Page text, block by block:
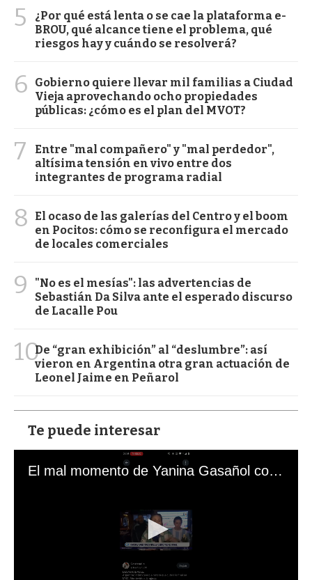
5
¿Por qué está lenta o se cae la plataforma e-
BROU, qué alcance tiene el problema, qué
riesgos hay y cuándo se resolverá?
6
Gobierno quiere llevar mil familias a Ciudad
Vieja aprovechando ocho propiedades
públicas: ¿cómo es el plan del MVOT?
7
Entre "mal compañero" y "mal perdedor",
altísima tensión en vivo entre dos
integrantes de programa radial
8
El ocaso de las galerías del Centro y el boom
en Pocitos: cómo se reconfigura el mercado
de locales comerciales
9
"No es el mesías": las advertencias de
Sebastián Da Silva ante el esperado discurso
de Lacalle Pou
10De “gran exhibición” al “deslumbre”: así
vieron en Argentina otra gran actuación de
Leonel Jaime en Peñarol
Te puede interesar
El mal momento de Yanina Gasañol con un hincha argentino en "Subrayado"